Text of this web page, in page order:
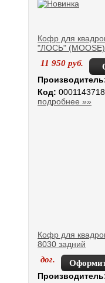
Кофр для
"ЛОСЬ" (MOOSE)
11 950 руб.
Код:
подробнее »»
Кофр для
8030 задний
дог.